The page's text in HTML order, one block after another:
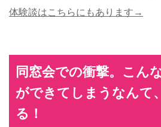
体験談はこちらにもあります→
同窓会での衝撃。こん
ができてしまうなんて
る！